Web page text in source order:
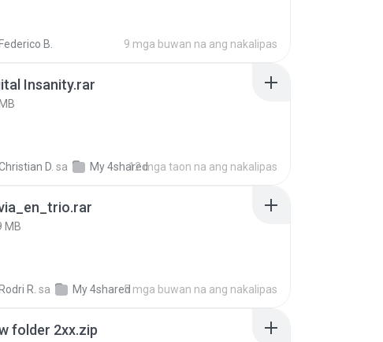
Federico B. 9 mga buwan na ang nakalipas
Insanity.rar
D. sa My 4shared12 mga taon na ang nakalipas
MB
Rodri R. sa My 4shared5 mga buwan na ang nakalipas
folder 2xx.zip